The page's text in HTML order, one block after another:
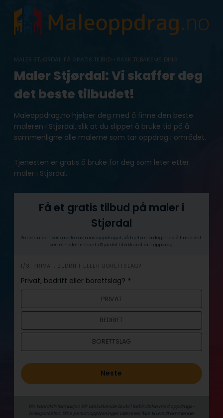
content
MALER STJØRDAL: FÅ GRATIS TILBUD • RASK TILBAKEMELDING
Maler Stjørdal: Vi skaffer deg
det beste tilbudet!
Maleoppdrag.no hjelper deg med å finne den beste
maleren i Stjørdal, slik at du slipper å bruke tid på å
sammenligne alle malerne som tar oppdrag i området.
Tjenesten er gratis å bruke for deg som leter etter
maler i Stjørdal.
Få et gratis tilbud på maler i
Stjørdal
Send en kort beskrivelse av maleoppdraget, så hjelper vi deg med å finne det
beste malerfirmaet i Stjørdal til akkurat ditt oppdrag.
h
e
r
1/3: PRIVAT, BEDRIFT ELLER BORETTSLAG?
Privat, bedrift eller borettslag? *
PRIVAT
BEDRIFT
BORETTSLAG
Neste
Din kontaktinformasjon blir utelukkende brukt i forbindelse med oppdrags­
forespørselen. Dine person­­opplysninger utleveres ikke til uvedkommende.